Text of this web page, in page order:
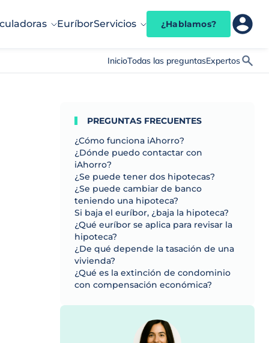
EuríborServicios ¿Hablamos?
InicioTodas las preguntasExpertos
PREGUNTAS FRECUENTES
¿Cómo funciona iAhorro?
¿Dónde puedo contactar con
iAhorro?
¿Se puede tener dos hipotecas?
¿Se puede cambiar de banco
teniendo una hipoteca?
Si baja el euríbor, ¿baja la hipoteca?
¿Qué euríbor se aplica para revisar la
hipoteca?
¿De qué depende la tasación de una
vivienda?
¿Qué es la extinción de condominio
con compensación económica?